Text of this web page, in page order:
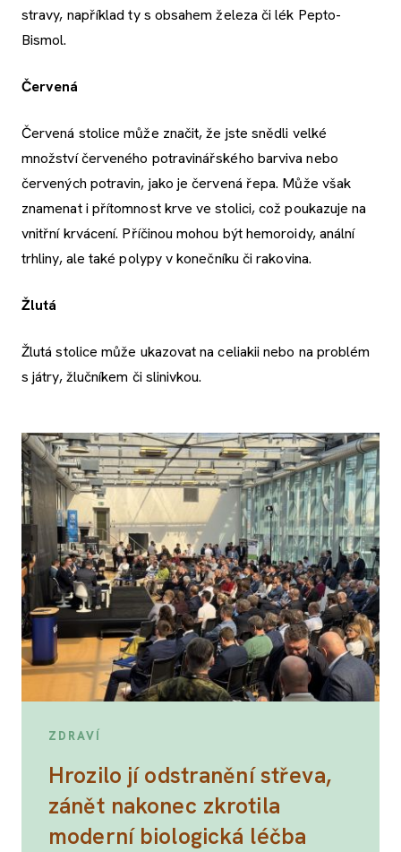
stravy, například ty s obsahem železa či lék Pepto-
Bismol.
Červená
Červená stolice může značit, že jste snědli velké
množství červeného potravinářského barviva nebo
červených potravin, jako je červená řepa. Může však
znamenat i přítomnost krve ve stolici, což poukazuje na
vnitřní krvácení. Příčinou mohou být hemoroidy, anální
trhliny, ale také polypy v konečníku či rakovina.
Žlutá
Žlutá stolice může ukazovat na celiakii nebo na problém
s játry, žlučníkem či slinivkou.
ZDRAVÍ
Hrozilo jí odstranění střeva,
zánět nakonec zkrotila
moderní biologická léčba